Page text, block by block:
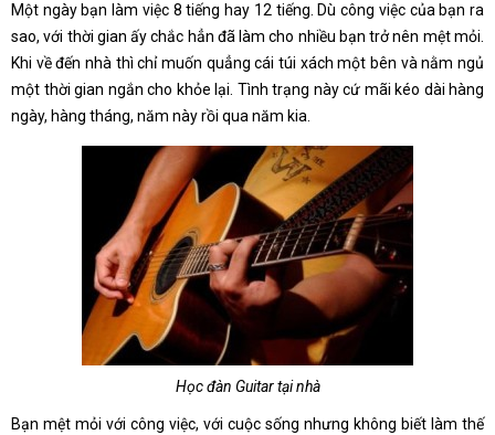
Một ngày bạn làm việc 8 tiếng hay 12 tiếng. Dù công việc của bạn ra
sao, với thời gian ấy chắc hẳn đã làm cho nhiều bạn trở nên mệt mỏi.
Khi về đến nhà thì chỉ muốn quẳng cái túi xách một bên và nằm ngủ
một thời gian ngắn cho khỏe lại. Tình trạng này cứ mãi kéo dài hàng
ngày, hàng tháng, năm này rồi qua năm kia.
Học đàn Guitar tại nhà
Bạn mệt mỏi với công việc, với cuộc sống nhưng không biết làm thế